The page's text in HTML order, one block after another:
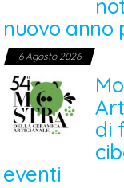
nuovo anno
6 Agosto 2026
di
eventi